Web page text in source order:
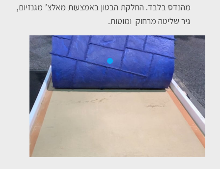
מהנדס בלבד. החלקת הבטון באמצעות מאלצ’ מגנזיום,
גיר שליטה מרחוק ומוטות.